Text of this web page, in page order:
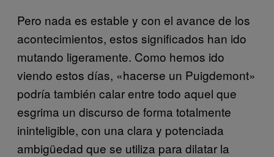
Pero nada es estable y con el avance de los
acontecimientos, estos significados han ido
mutando ligeramente. Como hemos ido
viendo estos días, «hacerse un Puigdemont»
podría también calar entre todo aquel que
esgrima un discurso de forma totalmente
ininteligible, con una clara y potenciada
ambigüedad que se utiliza para dilatar la